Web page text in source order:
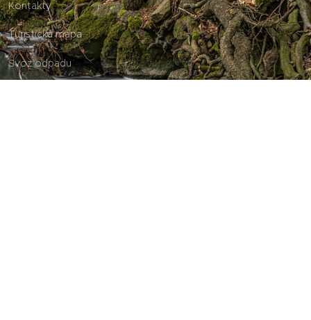
Kontakty
Turistická mapa
Svoz odpadu